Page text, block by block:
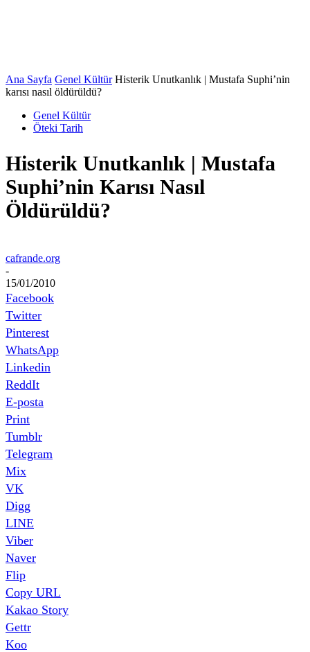
Ana Sayfa Genel Kültür Histerik Unutkanlık | Mustafa Suphi’nin
karısı nasıl öldürüldü?
Genel Kültür
Öteki Tarih
Histerik Unutkanlık | Mustafa
Suphi’nin Karısı Nasıl
Öldürüldü?
cafrande.org
-
15/01/2010
Facebook
Twitter
Pinterest
WhatsApp
Linkedin
ReddIt
E-posta
Print
Tumblr
Telegram
Mix
VK
Digg
LINE
Viber
Naver
Flip
Copy URL
Kakao Story
Gettr
Koo